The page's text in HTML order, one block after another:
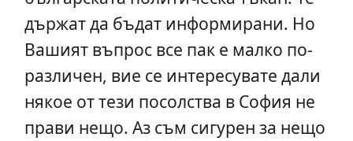
държат да бъдат информирани. Но
Вашият въпрос все пак е малко по-
различен, вие се интересувате дали
някое от тези посолства в София не
прави нещо. Аз съм сигурен за нещо